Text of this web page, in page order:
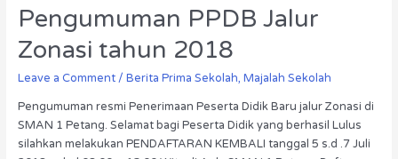
Pengumuman PPDB Jalur
Zonasi tahun 2018
Leave a Comment / Berita Prima Sekolah, Majalah Sekolah
Pengumuman resmi Penerimaan Peserta Didik Baru jalur Zonasi di
SMAN 1 Petang. Selamat bagi Peserta Didik yang berhasil Lulus
silahkan melakukan PENDAFTARAN KEMBALI tanggal 5 s.d .7 Juli
Jalur
Zonasi
tahun